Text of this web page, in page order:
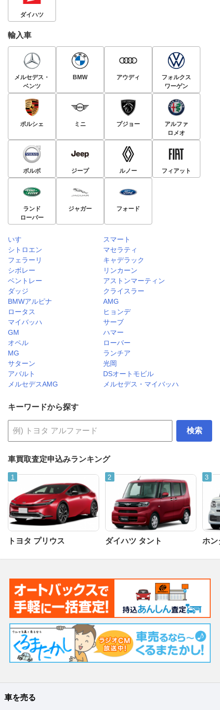
ダイハツ
輸入車
メルセデス・
ベンツ
BMW アウディ
フォルクス
ワーゲン
ポルシェ ミニ プジョー
アルファ
ロメオ
ボルボ ジープ ルノー フィアット
ランド
ローバー
ジャガー フォード
いすゞ
スマート
シトロエン
マセラティ
フェラーリ
キャデラック
シボレー
リンカーン
ベントレー
アストンマーティン
ダッジ
クライスラー
BMWアルピナ
AMG
ロータス
ヒョンデ
マイバッハ
サーブ
GM
ハマー
オペル
ローバー
MG
ランチア
サターン
光岡
アバルト
DSオートモビル
メルセデスAMG
メルセデス・マイバッハ
キーワードから探す
検索
車買取査定申込みランキング
トヨタ プリウス ダイハツ タント ホン
車を売る